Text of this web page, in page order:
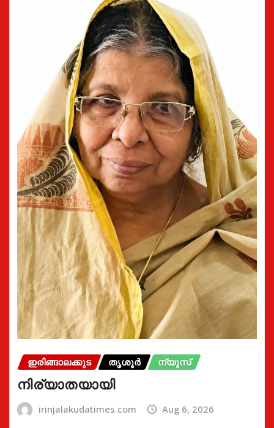
ഇരിങ്ങാലക്കുട തൃശൂർ ന്യൂസ്
നിര്യാതയായി
irinjalakudatimes.com Aug 6, 2026